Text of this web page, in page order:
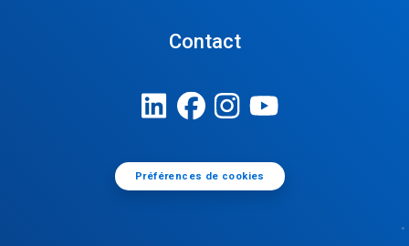
Contact
Préférences de cookies